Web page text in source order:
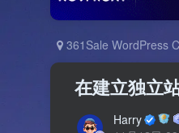
361Sale WordPress
在建立独立
Harry